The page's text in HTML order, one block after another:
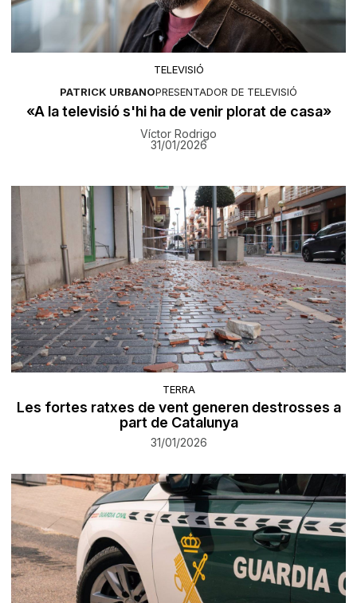
TELEVISIÓ
PATRICK URBANOPRESENTADOR DE TELEVISIÓ
«A la televisió s'hi ha de venir plorat de casa»
Víctor Rodrigo
31/01/2026
TERRA
Les fortes ratxes de vent generen destrosses a
part de Catalunya
31/01/2026